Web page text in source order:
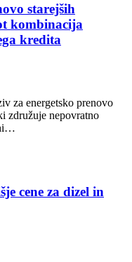
starejših
kombinacija
kredita
za energetsko prenovo
združuje nepovratno
cene za dizel in